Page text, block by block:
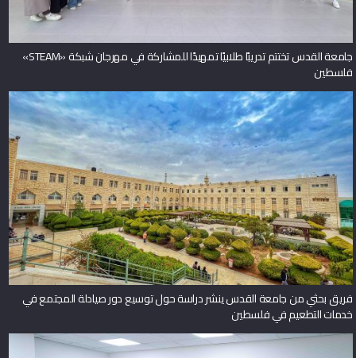
جامعة القدس تختتم تدريبًا طلابيًا تمهيدًا للمشاركة في مهرجان شبكة «STEAM»
فلسطين
فريق بحثي من جامعة القدس ينشر دراسة حول توسيع دور صيادلة المجتمع في
خدمات التطعيم في فلسطين